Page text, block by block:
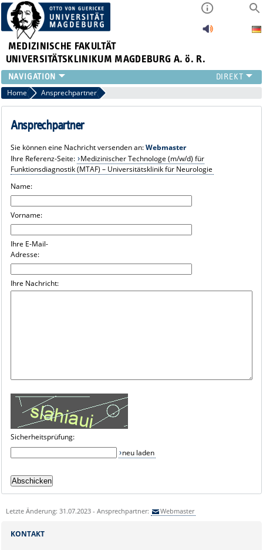
MEDIZINISCHE FAKULTÄT
UNIVERSITÄTSKLINIKUM MAGDEBURG A. ö. R.
INSTITUTE
KLINIKEN
ZENTRALE EINRICHTUNGEN
PRESSE
ÜBER UNS
INTRANET
Home Ansprechpartner
Ansprechpartner
Sie können eine Nachricht versenden an:Webmaster
Ihre Referenz-Seite: Medizinischer Technologe (m/w/d) für
Funktionsdiagnostik (MTAF) – Universitätsklinik für Neurologie
Name:
Vorname:
Ihre E-Mail-
Adresse:
Ihre Nachricht:
Sicherheitsprüfung:
neu laden
Letzte Änderung: 31.07.2023 - Ansprechpartner: Webmaster
KONTAKT